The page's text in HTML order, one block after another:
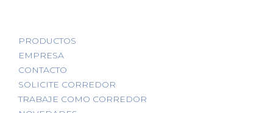
PRODUCTOS
EMPRESA
CONTACTO
SOLICITE CORREDOR
TRABAJE COMO CORREDOR